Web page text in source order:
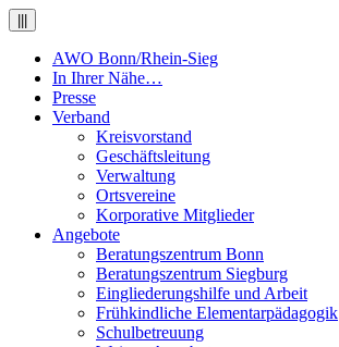
AWO Bonn/Rhein-Sieg
In Ihrer Nähe…
Presse
Verband
Kreisvorstand
Geschäftsleitung
Verwaltung
Ortsvereine
Korporative Mitglieder
Angebote
Beratungszentrum Bonn
Beratungszentrum Siegburg
Eingliederungshilfe und Arbeit
Frühkindliche Elementarpädagogik
Schulbetreuung